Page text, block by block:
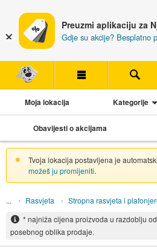
Preuzmi aplikaciju za
Gdje su akcije? Besplatno
Moja lokacija Kategorije
Obavijesti o akcijama
Tvoja lokacija postavljena je
možeš ju promijeniti.
Rasvjeta
Stropna rasvjeta i
* najniža cijena proizvoda u razdoblju
posebnog oblika prodaje.